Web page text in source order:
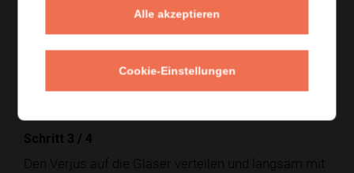
Vier Gläser mit Eiswürfeln füllen. Einige
Birnenspalten und jeweils etwas Thymian direkt ins
Glas geben, damit beides später im Drink mitziehen
kann.
Schritt 3 / 4
Den Verjus auf die Gläser verteilen und langsam mit
Alle akzeptieren
Cookie-Einstellungen